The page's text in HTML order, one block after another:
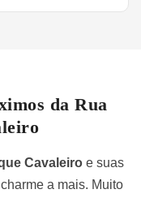
da Rua
Cavaleiro e suas
a mais. Muito